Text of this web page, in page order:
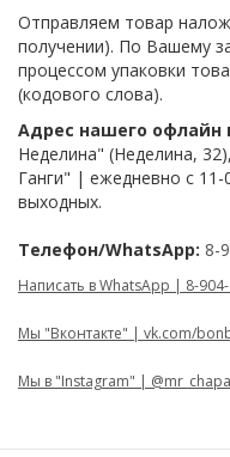
Отправляем товар
получении). По Вашему
процессом упаковки
(кодового слова).
Адрес нашего офлайн
Неделина" (Неделина,
Ганги" | ежедневно с
выходных.
Телефон/WhatsApp: 8-
Написать в WhatsApp | 8-
Мы "Вконтакте" | vk.com/
Мы в "Instagram" |